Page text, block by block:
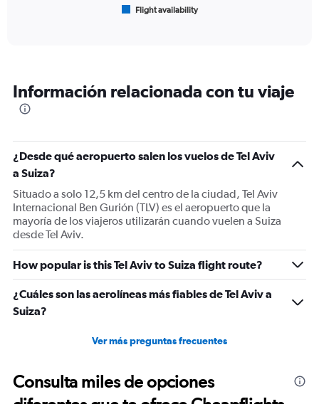
categories.
The
Y
axis
displaying
Number
of
flights.
Range:
to
6.
Flight availability
Información relacionada con tu viaje
¿Desde qué aeropuerto salen los vuelos de Tel Aviv
a Suiza?
Situado a solo 12,5 km del centro de la ciudad, Tel Aviv
Internacional Ben Gurión (TLV) es el aeropuerto que la
mayoría de los viajeros utilizarán cuando vuelen a Suiza
desde Tel Aviv.
How popular is this Tel Aviv to Suiza flight route?
¿Cuáles son las aerolíneas más fiables de Tel Aviv a
Suiza?
Ver más preguntas frecuentes
Consulta miles de opciones